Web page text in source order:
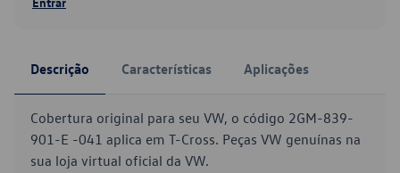
Descrição Características Aplicações
Cobertura original para seu VW, o código 2GM-839-
901-E -041 aplica em T-Cross. Peças VW genuínas na
sua loja virtual oficial da VW.